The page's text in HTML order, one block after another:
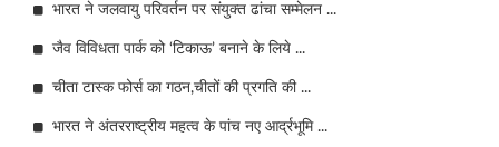
भारत ने जलवायु परिवर्तन पर संयुक्त ढांचा सम्मेलन ...
जैव विविधता पार्क को ‘टिकाऊ’ बनाने के लिये ...
चीता टास्क फोर्स का गठन,चीतों की प्रगति की ...
भारत ने अंतरराष्ट्रीय महत्व के पांच नए आर्द्रभूमि ...